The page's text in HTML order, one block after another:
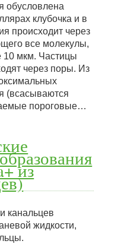
обусловлена
клубочка и в
происходит через
все молекулы,
мкм. Частицы
через поры. Из
(всасываются
пороговые…
из
канальцев
жидкости,